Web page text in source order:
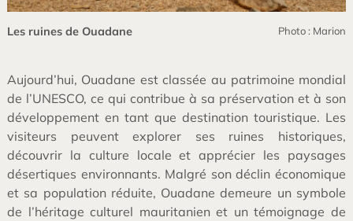
Les ruines de Ouadane Photo : Marion
Aujourd’hui, Ouadane est classée au patrimoine mondial
de l’UNESCO, ce qui contribue à sa préservation et à son
développement en tant que destination touristique. Les
visiteurs peuvent explorer ses ruines historiques,
découvrir la culture locale et apprécier les paysages
désertiques environnants. Malgré son déclin économique
et sa population réduite, Ouadane demeure un symbole
de l’héritage culturel mauritanien et un témoignage de